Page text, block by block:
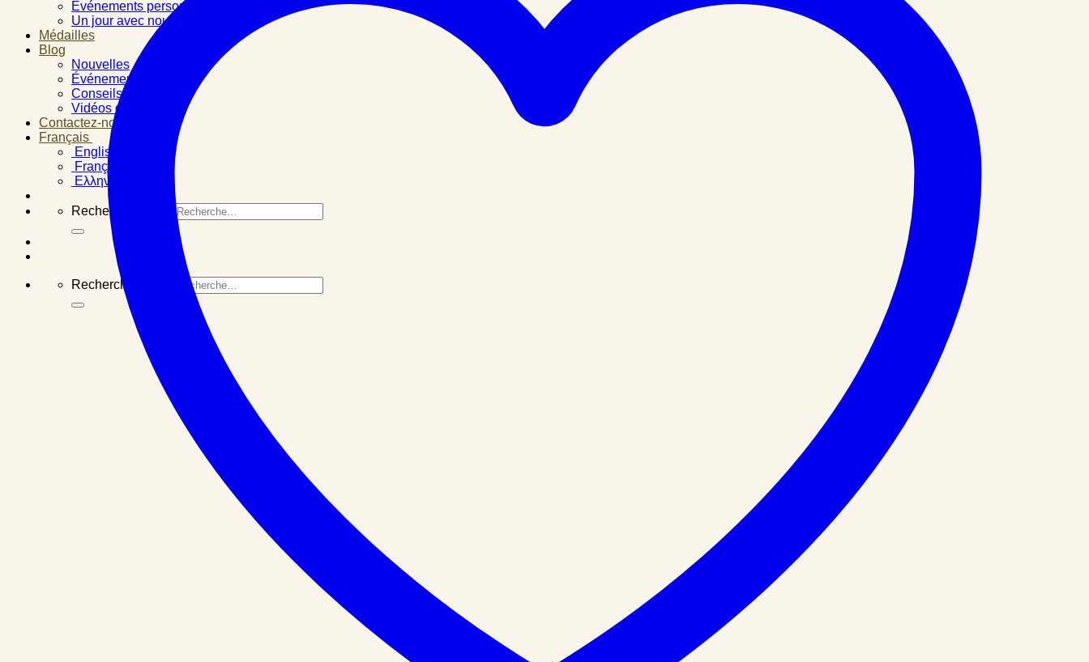
Événements personnels
Un jour avec nous
Médailles
Blog
Nouvelles
Événements
Conseils santé
Vidéos d’expertise
Contactez-nous
Français
English
Français
Ελληνικά
Recherche pour :
Recherche pour :